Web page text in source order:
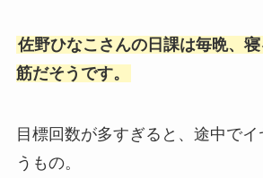
佐野ひなこさんの日課は毎晩、
筋だそうです。
目標回数が多すぎると、途中でイ
うもの。